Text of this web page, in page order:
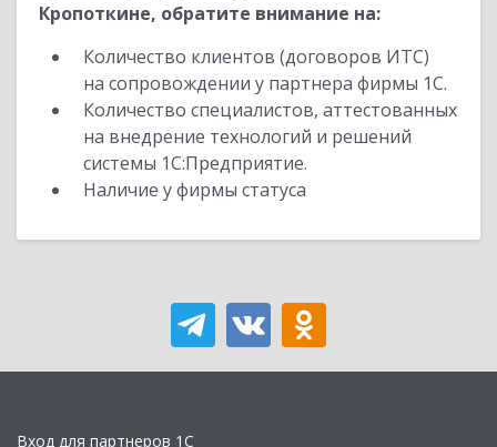
Кропоткине, обратите внимание на:
Количество клиентов (договоров ИТС)
на сопровождении у партнера фирмы 1С.
Количество специалистов, аттестованных
на внедрение технологий и решений
системы 1С:Предприятие.
Наличие у фирмы статуса
Вход для партнеров 1С